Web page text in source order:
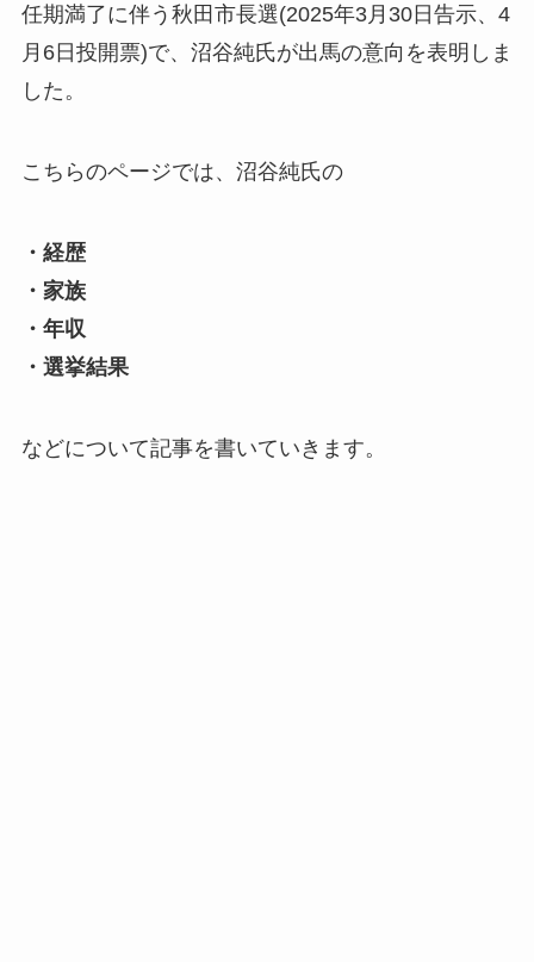
任期満了に伴う秋田市長選(2025年3月30日告示、4
月6日投開票)で、沼谷純氏が出馬の意向を表明しま
した。
こちらのページでは、沼谷純氏の
・経歴
・家族
・年収
・選挙結果
などについて記事を書いていきます。